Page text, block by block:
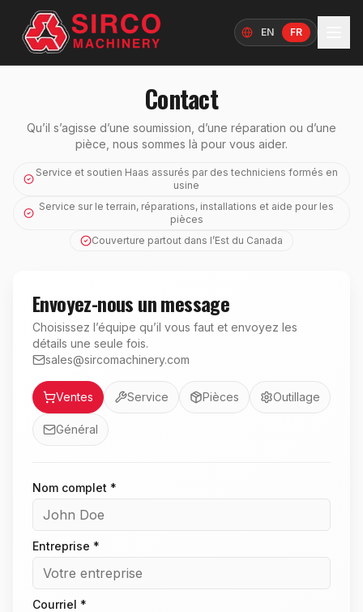
Langue
EN FR
Contact
Qu’il s’agisse d’une soumission, d’une réparation ou d’une
pièce, nous sommes là pour vous aider.
Service et soutien Haas assurés par des techniciens formés en
usine
Service sur le terrain, réparations, installations et aide pour les
pièces
Couverture partout dans l’Est du Canada
Envoyez-nous un message
Choisissez l’équipe qu’il vous faut et envoyez les
détails une seule fois.
sales@sircomachinery.com
Service
Ventes
Service Pièces Outillage
Général
Nom complet *
Entreprise *
Courriel *